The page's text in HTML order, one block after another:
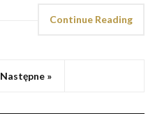
Continue Reading
Następne »